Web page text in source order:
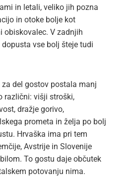
in letali, veliko jih pozna
in otoke bolje kot
obiskovalec. V zadnjih
vse bolj šteje tudi
del gostov postala manj
različni: višji stroški,
dražje gorivo,
prometa in želja po bolj
Hrvaška ima pri tem
Avstrije in Slovenije
To gostu daje občutek
potovanju nima.